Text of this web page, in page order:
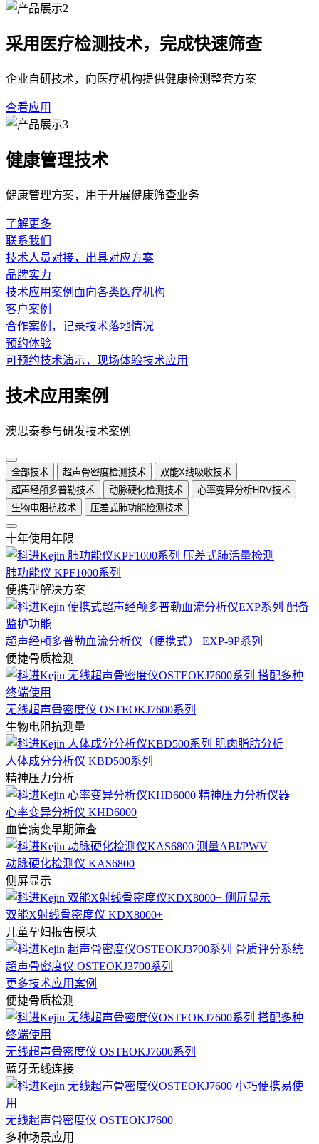
采用医疗检测技术，完成快速筛查
企业自研技术，向医疗机构提供健康检测整套方案
查看应用
健康管理技术
健康管理方案，用于开展健康筛查业务
了解更多
联系我们
技术人员对接，出具对应方案
品牌实力
技术应用案例面向各类医疗机构
客户案例
合作案例，记录技术落地情况
预约体验
可预约技术演示，现场体验技术应用
技术应用案例
澳思泰参与研发技术案例
全部技术 超声骨密度检测技术
双能X线吸收技术
超声经颅多普勒技术
动脉硬化检测技术
心率变异分析HRV技术
生物电阻抗技术
压差式肺功能检测技术
十年使用年限
肺功能仪 KPF1000系列
便携型解决方案
超声经颅多普勒血流分析仪（便携式） EXP-9P系列
便捷骨质检测
无线超声骨密度仪 OSTEOKJ7600系列
生物电阻抗测量
人体成分分析仪 KBD500系列
精神压力分析
心率变异分析仪 KHD6000
血管病变早期筛查
动脉硬化检测仪 KAS6800
侧屏显示
双能X射线骨密度仪 KDX8000+
儿童孕妇报告模块
超声骨密度仪 OSTEOKJ3700系列
更多技术应用案例
便捷骨质检测
无线超声骨密度仪 OSTEOKJ7600系列
蓝牙无线连接
无线超声骨密度仪 OSTEOKJ7600
多种场景应用